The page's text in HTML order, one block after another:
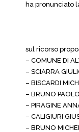
ha pronunciato
sul ricorso
– COMUNE DI
– SCIARRA
– BISCARDI
– BRUNO
– PIRAGINE
– CALIGIURI
– BRUNO